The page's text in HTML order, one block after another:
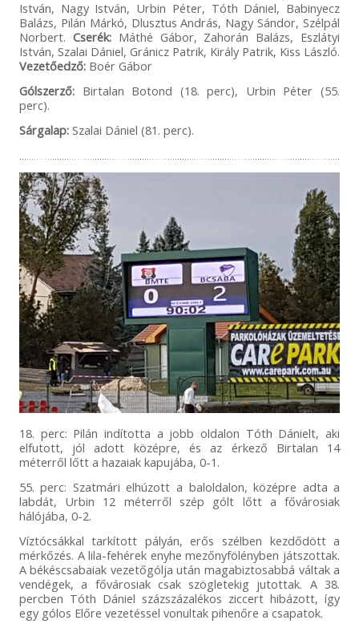
István, Nagy István, Urbin Péter, Tóth Dániel, Babinyecz
Balázs, Pilán Márkó, Dlusztus András, Nagy Sándor, Szélpál
Norbert. Cserék:Máthé Gábor, Zahorán Balázs, Eszlátyi
István, Szalai Dániel, Gránicz Patrik, Király Patrik, Kiss László.
Vezetőedző:Boér Gábor
Gólszerző:Birtalan Botond (18. perc), Urbin Péter (55.
perc).
Sárgalap:Szalai Dániel (81. perc).
18. perc: Pilán indította a jobb oldalon Tóth Dánielt, aki
elfutott, jól adott középre, és az érkező Birtalan 14
méterről lőtt a hazaiak kapujába, 0-1.
55. perc: Szatmári elhúzott a baloldalon, középre adta a
labdát, Urbin 12 méterről szép gólt lőtt a fővárosiak
hálójába, 0-2.
Víztócsákkal tarkított pályán, erős szélben kezdődött a
mérkőzés. A lila-fehérek enyhe mezőnyfölényben játszottak.
A békéscsabaiak vezetőgólja után magabiztosabbá váltak a
vendégek, a fővárosiak csak szögletekig jutottak. A 38.
percben Tóth Dániel százszázalékos ziccert hibázott, így
egy gólos Előre vezetéssel vonultak pihenőre a csapatok.